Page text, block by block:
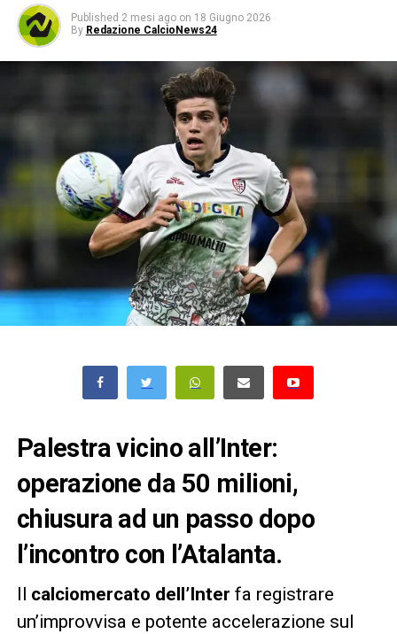
Published 2 mesi ago on 18 Giugno 2026
By Redazione CalcioNews24
Palestra vicino all’Inter:
operazione da 50 milioni,
chiusura ad un passo dopo
l’incontro con l’Atalanta.
calciomercato dell’Inter fa registrare
un’improvvisa e potente accelerazione sul